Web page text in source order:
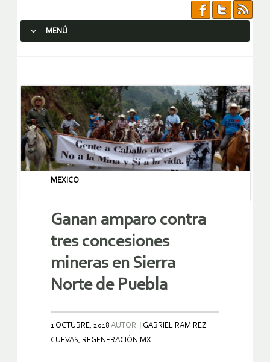
MENÚ
MEXICO
Ganan amparo contra
tres concesiones
mineras en Sierra
Norte de Puebla
1 OCTUBRE, 2018 AUTOR:
GABRIEL RAMIREZ
CUEVAS, REGENERACIÓN.MX